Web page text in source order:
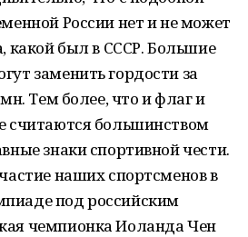
России нет и не может
какой был в СССР. Большие
заменить гордости за
Тем более, что и флаг и
считаются большинством
знаки спортивной чести.
наших спортсменов в
под российским
чемпионка Иоланда Чен